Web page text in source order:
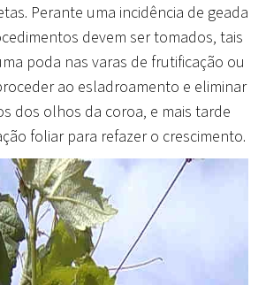
Perante uma incidência de geada
devem ser tomados, tais
poda nas varas de frutificação ou
ao esladroamento e eliminar
dos olhos da coroa, e mais tarde
foliar para refazer o crescimento.